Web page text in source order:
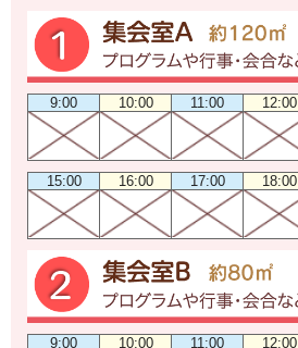
9:00 10:00 11:00 12:00
15:00 16:00 17:00 18:00
9:00 10:00 11:00 12:00